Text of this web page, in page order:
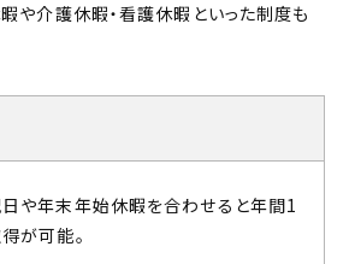
や介護休暇・看護休暇といった制度も
や年末年始休暇を合わせると年間1
が可能。